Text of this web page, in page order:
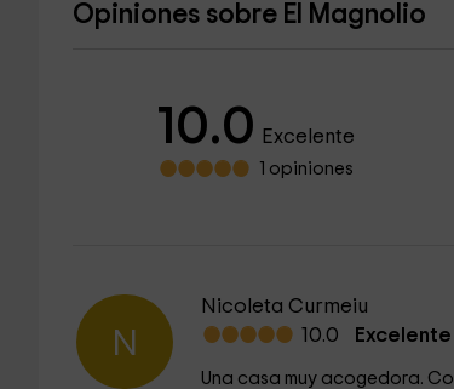
Opiniones sobre El Magnolio
10.0 Excelente
1 opiniones
N
Nicoleta Curmeiu
10.0 Excelente
Una casa muy acogedora.